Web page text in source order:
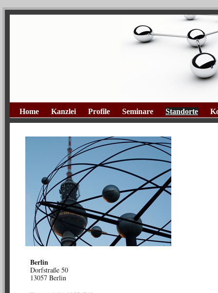
Home Kanzlei Profile Seminare Standorte
Berlin
Dorfstraße 50
13057 Berlin